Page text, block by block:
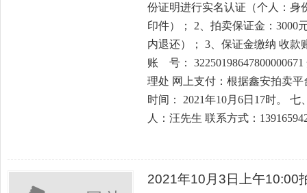
份证明进行实名认证（个人：身
印件）； 2、拍卖保证金：3000
内退还）； 3、保证金缴纳 收
账 号：
理处 网上支付：根据鑫安拍卖
时间： 2021年10月6日17时。
人：汪先生 联系方式：
2021年10月3日上午10:00